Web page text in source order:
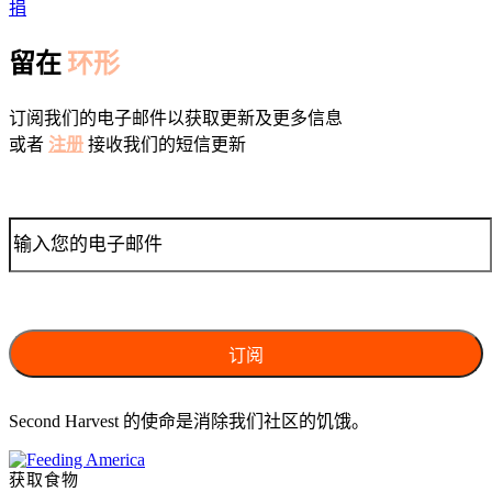
捐
留在 环形
订阅我们的电子邮件以获取更新及更多信息
或者 注册 接收我们的短信更新
Second Harvest 的使命是消除我们社区的饥饿。
获取食物